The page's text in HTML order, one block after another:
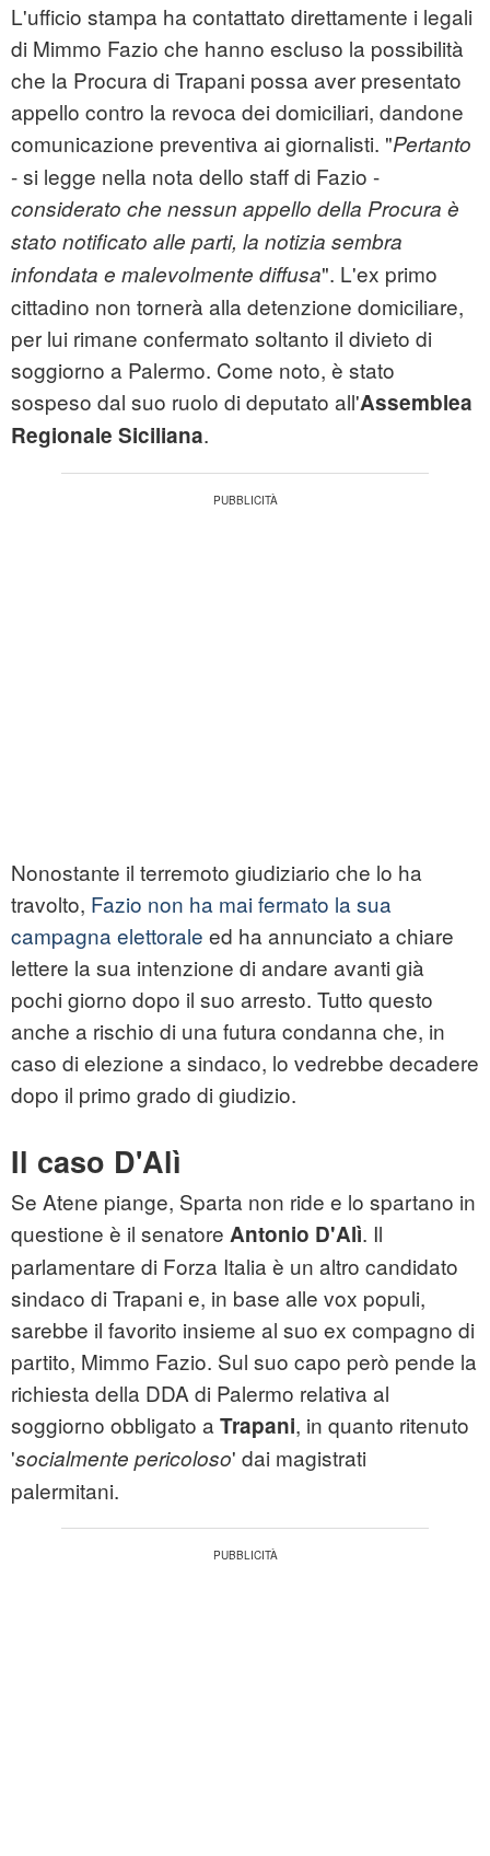
L'ufficio stampa ha contattato direttamente i legali
di Mimmo Fazio che hanno escluso la possibilità
che la Procura di Trapani possa aver presentato
appello contro la revoca dei domiciliari, dandone
comunicazione preventiva ai giornalisti. "Pertanto
- si legge nella nota dello staff di Fazio -
considerato che nessun appello della Procura è
stato notificato alle parti, la notizia sembra
infondata e malevolmente diffusa". L'ex primo
cittadino non tornerà alla detenzione domiciliare,
per lui rimane confermato soltanto il divieto di
soggiorno a Palermo. Come noto, è stato
sospeso dal suo ruolo di deputato all'Assemblea
Regionale Siciliana.
Nonostante il terremoto giudiziario che lo ha
travolto, Fazio non ha mai fermato la sua
campagna elettorale ed ha annunciato a chiare
lettere la sua intenzione di andare avanti già
pochi giorno dopo il suo arresto. Tutto questo
anche a rischio di una futura condanna che, in
caso di elezione a sindaco, lo vedrebbe decadere
dopo il primo grado di giudizio.
Il caso D'Alì
Se Atene piange, Sparta non ride e lo spartano in
questione è il senatore Antonio D'Alì. Il
parlamentare di Forza Italia è un altro candidato
sindaco di Trapani e, in base alle vox populi,
sarebbe il favorito insieme al suo ex compagno di
partito, Mimmo Fazio. Sul suo capo però pende la
richiesta della DDA di Palermo relativa al
soggiorno obbligato a Trapani, in quanto ritenuto
'socialmente pericoloso' dai magistrati
palermitani.